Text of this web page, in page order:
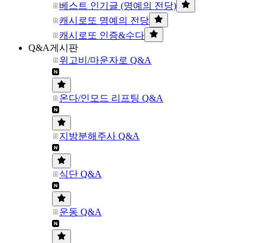
베스트 인기글 (명예의 전당)
캐시로또 명예의 전당
캐시로또 인증&수다
Q&A게시판
위고비/마운자로 Q&A
온다/인모드 리프팅 Q&A
지방분해주사 Q&A
식단 Q&A
운동 Q&A